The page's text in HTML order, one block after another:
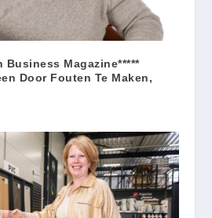
Business Magazine*****
Door Fouten Te Maken,